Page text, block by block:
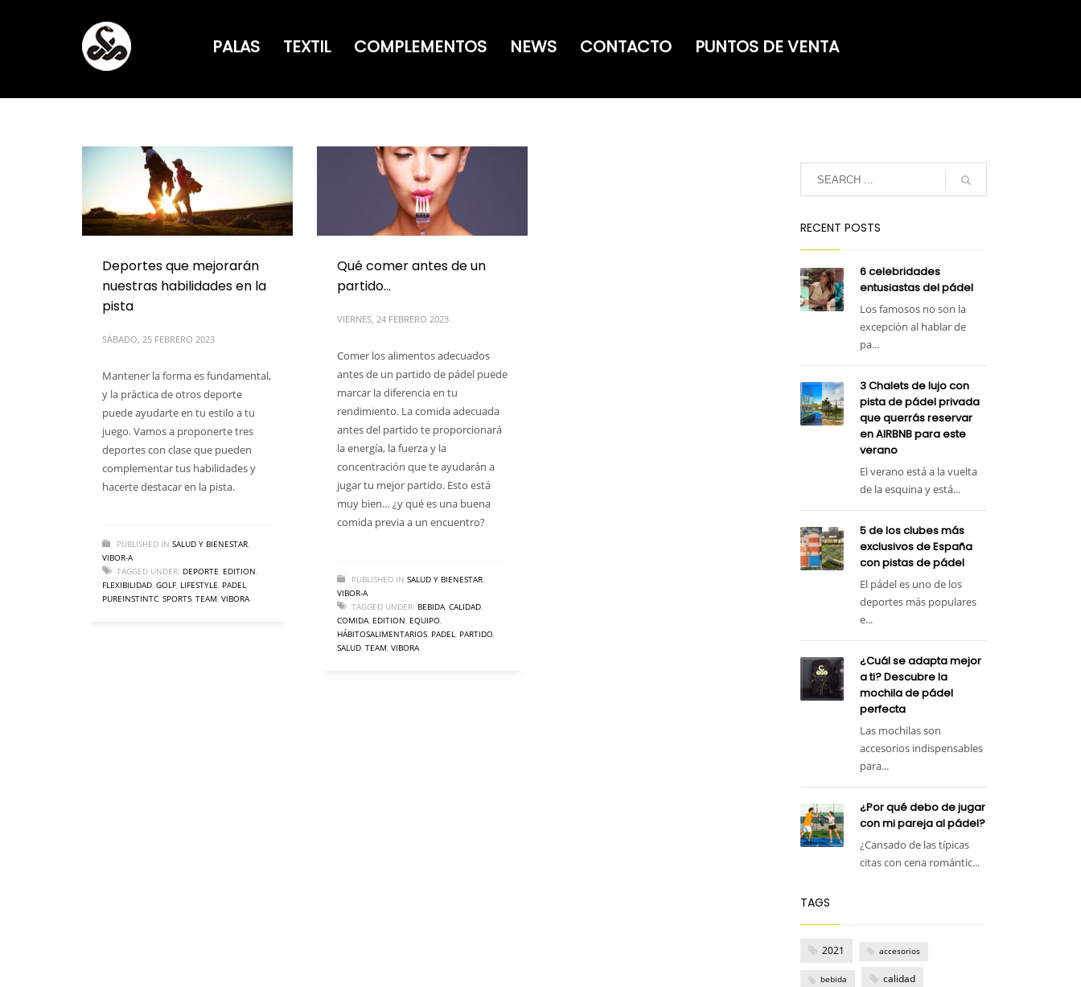
PALAS TEXTIL COMPLEMENTOS NEWS CONTACTO PUNTOS DE VENTA
Deportes que mejorarán
nuestras habilidades en la
pista
SÁBADO, 25 FEBRERO 2023
Mantener la forma es fundamental,
y la práctica de otros deporte
puede ayudarte en tu estilo a tu
juego. Vamos a proponerte tres
deportes con clase que pueden
complementar tus habilidades y
hacerte destacar en la pista.
PUBLISHED IN SALUD Y BIENESTAR
VIBOR-A
TAGGED UNDER: DEPORTE EDITION
FLEXIBILIDAD GOLF LIFESTYLE PADEL
PUREINSTINTC SPORTS TEAM VIBORA
Qué comer antes de un
partido…
VIERNES, 24 FEBRERO 2023
Comer los alimentos adecuados
antes de un partido de pádel puede
marcar la diferencia en tu
rendimiento. La comida adecuada
antes del partido te proporcionará
la energía, la fuerza y ​​la
concentración que te ayudarán a
jugar tu mejor partido. Esto está
muy bien… ¿y qué es una buena
comida previa a un encuentro?
PUBLISHED IN SALUD Y BIENESTAR
VIBOR-A
TAGGED UNDER: BEBIDA CALIDAD
COMIDA EDITION EQUIPO
HÁBITOSALIMENTARIOS PADEL PARTIDO
SALUD TEAM VIBORA
RECENT POSTS
6 celebridades
entusiastas del pádel
Los famosos no son la
excepción al hablar de
pa...
3 Chalets de lujo con
pista de pádel privada
que querrás reservar
en AIRBNB para este
verano
El verano está a la vuelta
de la esquina y está...
5 de los clubes más
exclusivos de España
con pistas de pádel
El pádel es uno de los
deportes más populares
e...
¿Cuál se adapta mejor
a ti? Descubre la
mochila de pádel
perfecta
Las mochilas son
accesorios indispensables
para...
¿Por qué debo de jugar
con mi pareja al pádel?
¿Cansado de las típicas
citas con cena romántic...
TAGS
2021 accesorios
bebida calidad